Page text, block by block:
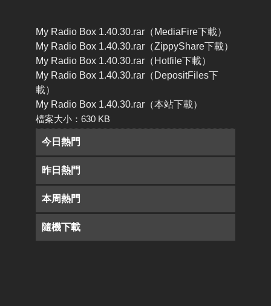
My Radio Box 1.40.30.rar（MediaFire下載）
My Radio Box 1.40.30.rar（ZippyShare下載）
My Radio Box 1.40.30.rar（Hotfile下載）
My Radio Box 1.40.30.rar（DepositFiles下
載）
My Radio Box 1.40.30.rar（本站下載）
檔案大小：630 KB
今日熱門
昨日熱門
本周熱門
隨機下載